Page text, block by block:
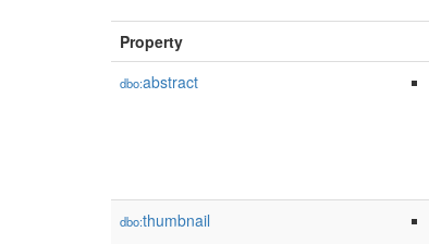
Property
dbo:abstract
dbo:thumbnail